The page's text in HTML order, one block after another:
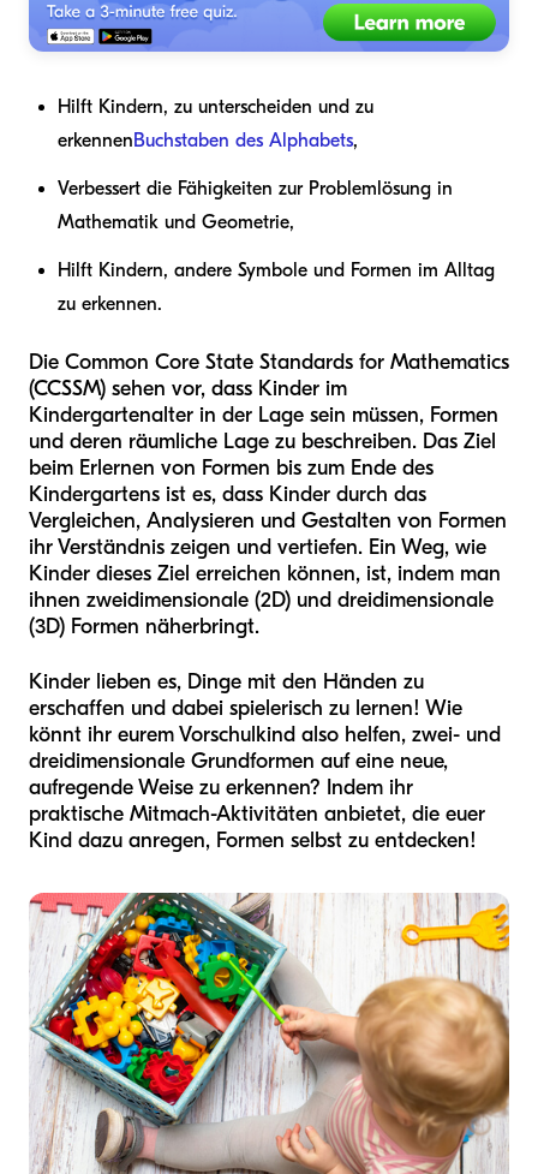
Hilft Kindern, zu unterscheiden und zu
erkennenBuchstaben des Alphabets,
Verbessert die Fähigkeiten zur Problemlösung in
Mathematik und Geometrie,
Hilft Kindern, andere Symbole und Formen im Alltag
zu erkennen.
Die Common Core State Standards for Mathematics
(CCSSM) sehen vor, dass Kinder im
Kindergartenalter in der Lage sein müssen, Formen
und deren räumliche Lage zu beschreiben. Das Ziel
beim Erlernen von Formen bis zum Ende des
Kindergartens ist es, dass Kinder durch das
Vergleichen, Analysieren und Gestalten von Formen
ihr Verständnis zeigen und vertiefen. Ein Weg, wie
Kinder dieses Ziel erreichen können, ist, indem man
ihnen zweidimensionale (2D) und dreidimensionale
(3D) Formen näherbringt.
Kinder lieben es, Dinge mit den Händen zu
erschaffen und dabei spielerisch zu lernen! Wie
könnt ihr eurem Vorschulkind also helfen, zwei- und
dreidimensionale Grundformen auf eine neue,
aufregende Weise zu erkennen? Indem ihr
praktische Mitmach-Aktivitäten anbietet, die euer
Kind dazu anregen, Formen selbst zu entdecken!